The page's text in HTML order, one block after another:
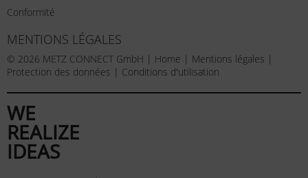
Conformité
MENTIONS LÉGALES
© 2026 METZ CONNECT GmbH | Home | Mentions légales |
Protection des données | Conditions d'utilisation
WE
REALIZE
IDEAS